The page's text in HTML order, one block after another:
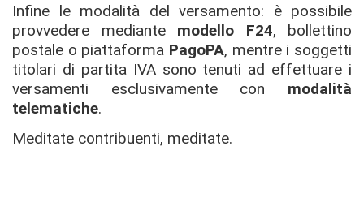
Infine le modalità del versamento: è possibile
provvedere mediante modello F24, bollettino
postale o piattaforma PagoPA, mentre i soggetti
titolari di partita IVA sono tenuti ad effettuare i
versamenti esclusivamente con modalità
telematiche.
Meditate contribuenti, meditate.